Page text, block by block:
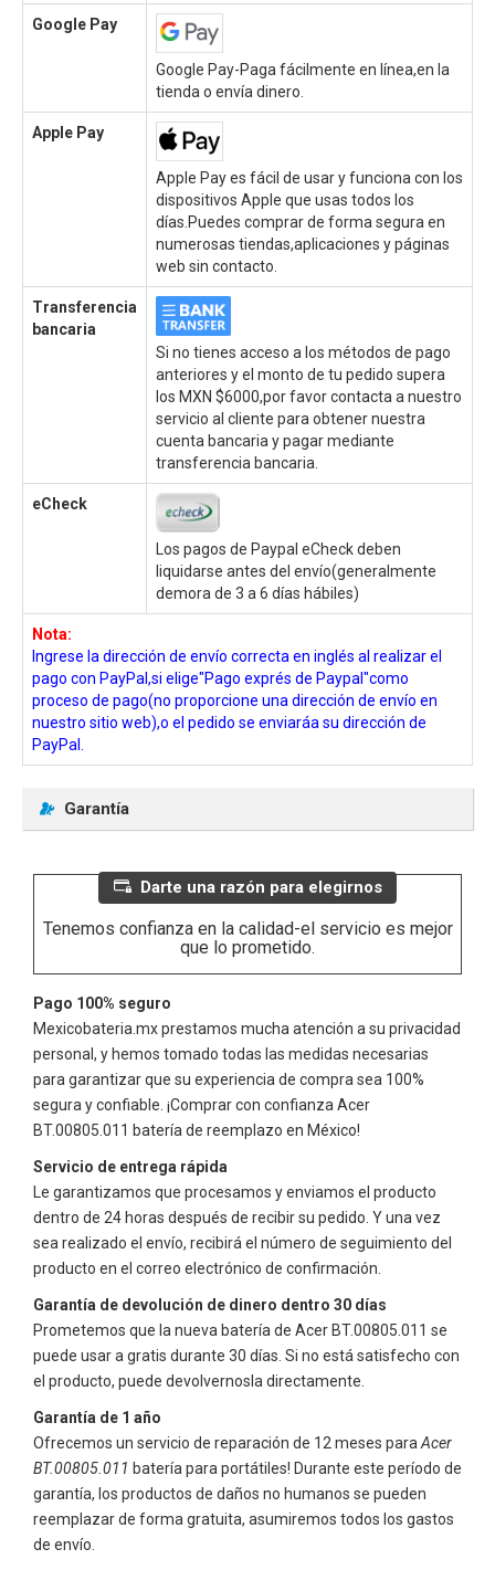
Google Pay
Google Pay-Paga fácilmente en línea,en la
tienda o envía dinero.
Apple Pay
Apple Pay es fácil de usar y funciona con los
dispositivos Apple que usas todos los
días.Puedes comprar de forma segura en
numerosas tiendas,aplicaciones y páginas
web sin contacto.
Transferencia
bancaria
Si no tienes acceso a los métodos de pago
anteriores y el monto de tu pedido supera
los MXN $6000,por favor contacta a nuestro
servicio al cliente para obtener nuestra
cuenta bancaria y pagar mediante
transferencia bancaria.
eCheck
Los pagos de Paypal eCheck deben
liquidarse antes del envío(generalmente
demora de 3 a 6 días hábiles)
Nota:
Ingrese la dirección de envío correcta en inglés al realizar el
pago con PayPal,si elige"Pago exprés de Paypal"como
proceso de pago(no proporcione una dirección de envío en
nuestro sitio web),o el pedido se enviaráa su dirección de
PayPal.
Garantía
Darte una razón para elegirnos
Tenemos confianza en la calidad-el servicio es mejor
que lo prometido.
Pago 100% seguro
Mexicobateria.mx prestamos mucha atención a su privacidad
personal, y hemos tomado todas las medidas necesarias
para garantizar que su experiencia de compra sea 100%
segura y confiable. ¡Comprar con confianza Acer
BT.00805.011 batería de reemplazo en México!
Servicio de entrega rápida
Le garantizamos que procesamos y enviamos el producto
dentro de 24 horas después de recibir su pedido. Y una vez
sea realizado el envío, recibirá el número de seguimiento del
producto en el correo electrónico de confirmación.
Garantía de devolución de dinero dentro 30 días
Prometemos que la nueva batería de Acer BT.00805.011 se
puede usar a gratis durante 30 días. Si no está satisfecho con
el producto, puede devolvernosla directamente.
Garantía de 1 año
Ofrecemos un servicio de reparación de 12 meses para Acer
BT.00805.011 batería para portátiles! Durante este período de
garantía, los productos de daños no humanos se pueden
reemplazar de forma gratuita, asumiremos todos los gastos
de envío.